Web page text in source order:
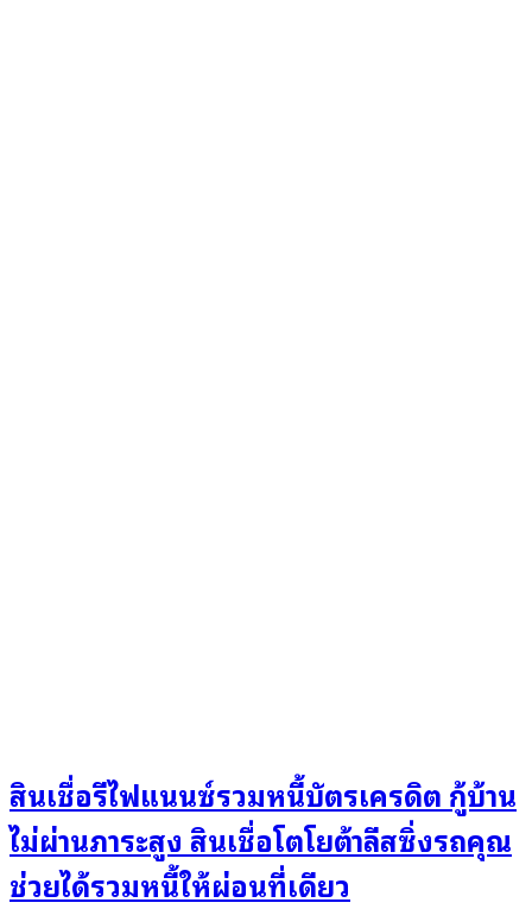
สินเชื่อรีไฟแนนซ์รวมหนี้บัตรเครดิต กู้บ้าน
ไม่ผ่านภาระสูง สินเชื่อโตโยต้าลีสซิ่งรถคุณ
ช่วยได้รวมหนี้ให้ผ่อนที่เดียว